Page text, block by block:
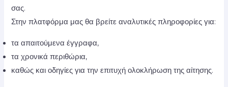
σας.
Στην πλατφόρμα μας θα βρείτε αναλυτικές πληροφορίες για:
τα απαιτούμενα έγγραφα,
τα χρονικά περιθώρια,
καθώς και οδηγίες για την επιτυχή ολοκλήρωση της αίτησης.